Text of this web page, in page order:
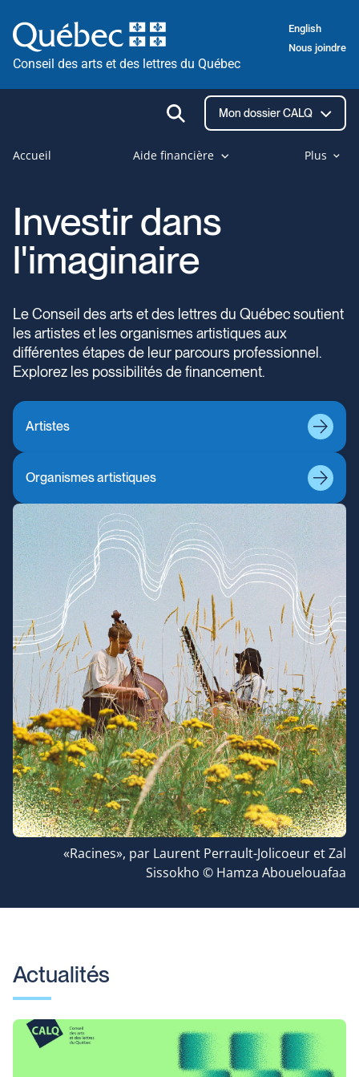
au
contenu
Conseil des arts et des lettres du Québec
English
Nous joindre
Ouvrir
la
recherche
Mon dossier CALQ
Accueil Aide financière Plus
Investir dans
l'imaginaire
Le Conseil des arts et des lettres du Québec soutient
les artistes et les organismes artistiques aux
différentes étapes de leur parcours professionnel.
Explorez les possibilités de financement.
Artistes
Organismes artistiques
«Racines», par Laurent Perrault-Jolicoeur et Zal
Sissokho © Hamza Abouelouafaa
Actualités